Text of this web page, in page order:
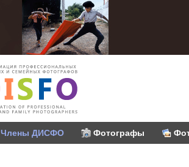
Члены ДИСФО Фотографы